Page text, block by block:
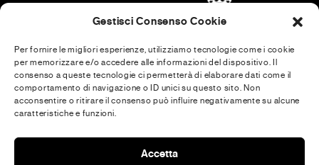
Gestisci Consenso Cookie
Per fornire le migliori esperienze, utilizziamo tecnologie come i cookie
per memorizzare e/o accedere alle informazioni del dispositivo. Il
consenso a queste tecnologie ci permetterà di elaborare dati come il
comportamento di navigazione o ID unici su questo sito. Non
acconsentire o ritirare il consenso può influire negativamente su alcune
caratteristiche e funzioni.
Accetta
In collaboration with
Media Partner